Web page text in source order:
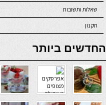
שאלות ותשובות
תקנון
online casino
החדשים ביותר